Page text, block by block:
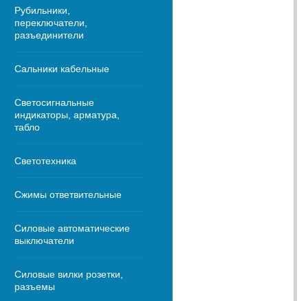
Рубильники,
переключатели,
разъединители
Сальники кабельные
Светосигнальные
индикаторы, арматура,
табло
Светотехника
Сжимы ответвительные
Силовые автоматические
выключатели
Силовые вилки розетки,
разъемы